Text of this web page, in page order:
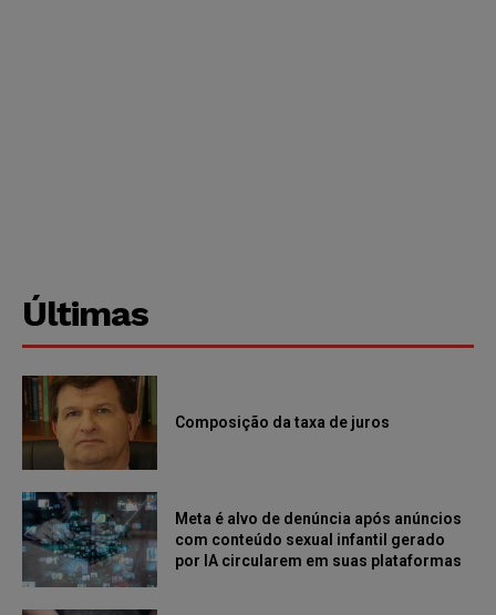
Últimas
Composição da taxa de juros
Meta é alvo de denúncia após anúncios
com conteúdo sexual infantil gerado
por IA circularem em suas plataformas